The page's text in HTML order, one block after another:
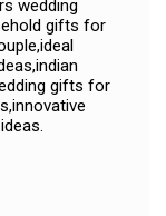
wedding
gifts for
gifts for